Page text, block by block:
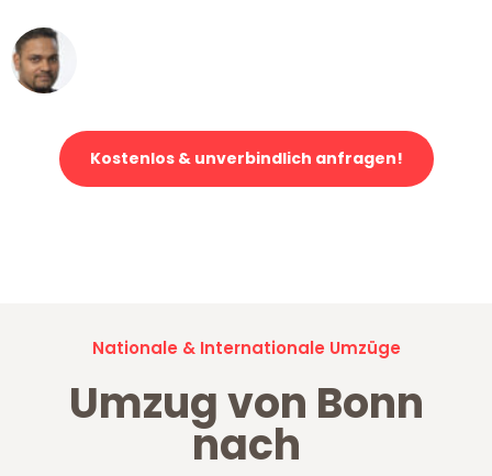
Kostenlos & unverbindlich anfragen!
Nationale & Internationale Umzüge
Umzug von Bonn
nach